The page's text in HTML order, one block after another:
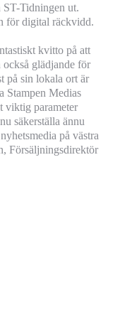
ST-Tidningen ut.
för digital räckvidd.
kvitto på att
också glädjande för
på sin lokala ort är
Stampen Medias
viktig parameter
säkerställa ännu
på västra
Försäljningsdirektör